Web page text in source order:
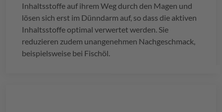
Inhaltsstoffe auf ihrem Weg durch den Magen und
lösen sich erst im Dünndarm auf, so dass die aktiven
Inhaltsstoffe optimal verwertet werden. Sie
reduzieren zudem unangenehmen Nachgeschmack,
beispielsweise bei Fischöl.